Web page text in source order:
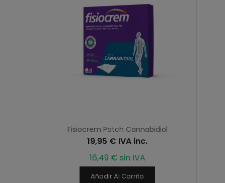
Fisiocrem Patch Cannabidiol
19,95 € IVA inc.
16,49 € sin IVA
Añadir Al Carrito